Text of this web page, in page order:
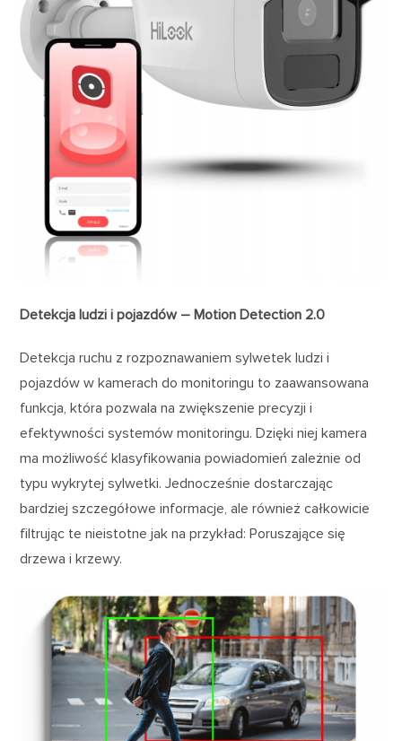
Detekcja ludzi i pojazdów – Motion Detection 2.0
Detekcja ruchu z rozpoznawaniem sylwetek ludzi i
pojazdów w kamerach do monitoringu to zaawansowana
funkcja, która pozwala na zwiększenie precyzji i
efektywności systemów monitoringu. Dzięki niej kamera
ma możliwość klasyfikowania powiadomień zależnie od
typu wykrytej sylwetki. Jednocześnie dostarczając
bardziej szczegółowe informacje, ale również całkowicie
filtrując te nieistotne jak na przykład: Poruszające się
drzewa i krzewy.